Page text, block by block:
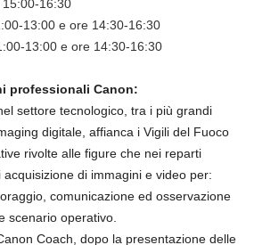
16:30
13:00 e ore 14:30-16:30
13:00 e ore 14:30-16:30
professionali Canon:
settore tecnologico, tra i più grandi
digitale, affianca i Vigili del Fuoco
rivolte alle figure che nei reparti
acquisizione di immagini e video per:
comunicazione ed osservazione
scenario operativo.
Coach, dopo la presentazione delle